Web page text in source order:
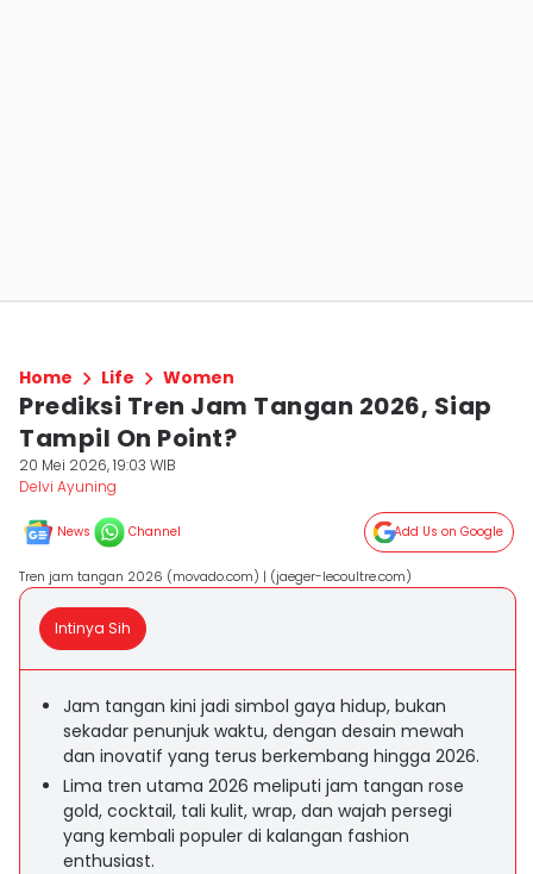
Home Life Women
Prediksi Tren Jam Tangan 2026, Siap
Tampil On Point?
20 Mei 2026, 19:03 WIB
Delvi Ayuning
News Channel Add Us on Google
Tren jam tangan 2026 (movado.com) | (jaeger-lecoultre.com)
Intinya Sih
Jam tangan kini jadi simbol gaya hidup, bukan
sekadar penunjuk waktu, dengan desain mewah
dan inovatif yang terus berkembang hingga 2026.
Lima tren utama 2026 meliputi jam tangan rose
gold, cocktail, tali kulit, wrap, dan wajah persegi
yang kembali populer di kalangan fashion
enthusiast.